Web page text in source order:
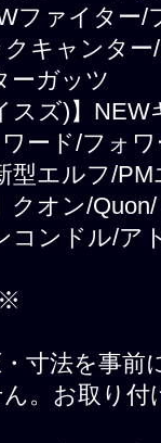
ファイター/
キャンタ
ーガッツ
スズ)】
ワード/フォ
型エルフ/
クオン/
コンドル/ア
寸法を事前
。お取り